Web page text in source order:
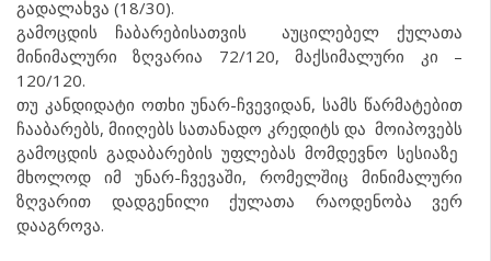
გადალახვა (18/30).
გამოცდის ჩაბარებისათვის აუცილებელ ქულათა
მინიმალური ზღვარია 72/120, მაქსიმალური კი –
120/120.
თუ კანდიდატი ოთხი უნარ-ჩვევიდან, სამს წარმატებით
ჩააბარებს, მიიღებს სათანადო კრედიტს და მოიპოვებს
გამოცდის გადაბარების უფლებას მომდევნო სესიაზე
მხოლოდ იმ უნარ-ჩვევაში, რომელშიც მინიმალური
ზღვარით დადგენილი ქულათა რაოდენობა ვერ
დააგროვა.